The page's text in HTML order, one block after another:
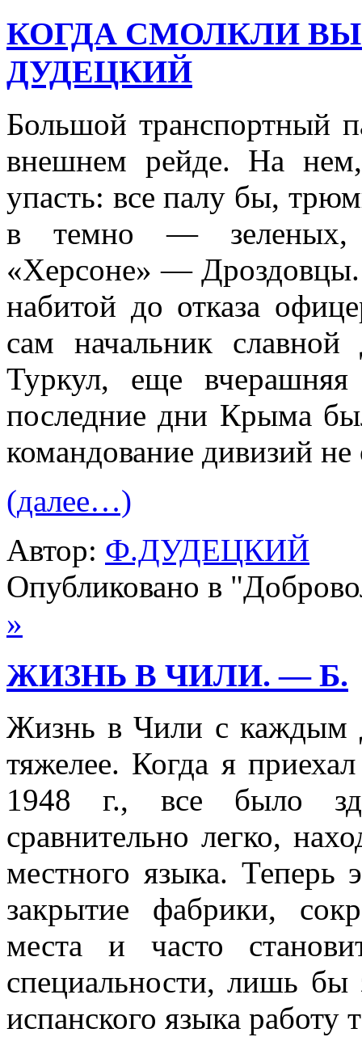
КОГДА СМОЛКЛИ
ДУДЕЦКИЙ
Большой транспортный
внешнем рейде. На нем,
упасть: все палу бы,
в темно — зеленых,
«Херсоне» — Дроздовцы.
набитой до отказа
сам начальник славной
Туркул, еще
последние дни Крыма
командование дивизий не
(далее…)
Автор: Ф.ДУДЕЦКИЙ
Опубликовано в
»
ЖИЗНЬ В ЧИЛИ. — Б.
Жизнь в Чили с каждым
тяжелее. Когда я
1948 г., все было
сравнительно легко,
мест­ного языка. Теперь
закрытие фабрики,
места и часто
специальности, лишь бы
испанского языка работу